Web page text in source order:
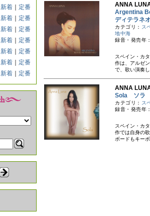
新着
定番
新着
定番
新着
定番
新着
定番
新着
定番
新着
定番
新着 定番
ANNA
Argentina
ディテラネ
カテゴリ： ス
地中海
録音・発売年
スペイン・カ
作は、アルゼ
で、歌い演奏
ANNA
Sola ソラ
カテゴリ： ス
録音・発売年
スペイン・カ
作では自身の
ボードもキー